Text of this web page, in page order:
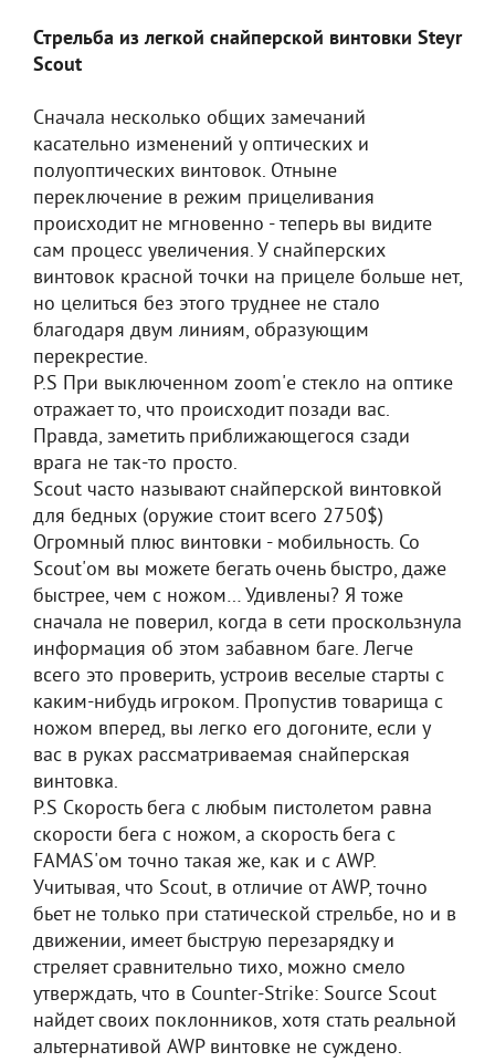
Стрельба из легкой снайперской винтовки Steyr
Scout
Сначала несколько общих замечаний
касательно изменений у оптических и
полуоптических винтовок. Отныне
переключение в режим прицеливания
происходит не мгновенно - теперь вы видите
сам процесс увеличения. У снайперских
винтовок красной точки на прицеле больше нет,
но целиться без этого труднее не стало
благодаря двум линиям, образующим
перекрестие.
P.S При выключенном zoom'е стекло на оптике
отражает то, что происходит позади вас.
Правда, заметить приближающегося сзади
врага не так-то просто.
Scout часто называют снайперской винтовкой
для бедных (оружие стоит всего 2750$)
Огромный плюс винтовки - мобильность. Со
Scout'ом вы можете бегать очень быстро, даже
быстрее, чем с ножом… Удивлены? Я тоже
сначала не поверил, когда в сети проскользнула
информация об этом забавном баге. Легче
всего это проверить, устроив веселые старты с
каким-нибудь игроком. Пропустив товарища с
ножом вперед, вы легко его догоните, если у
вас в руках рассматриваемая снайперская
винтовка.
P.S Скорость бега с любым пистолетом равна
скорости бега с ножом, а скорость бега с
FAMAS'ом точно такая же, как и с AWP.
Учитывая, что Scout, в отличие от AWP, точно
бьет не только при статической стрельбе, но и в
движении, имеет быструю перезарядку и
стреляет сравнительно тихо, можно смело
утверждать, что в Counter-Strike: Source Scout
найдет своих поклонников, хотя стать реальной
альтернативой AWP винтовке не суждено.